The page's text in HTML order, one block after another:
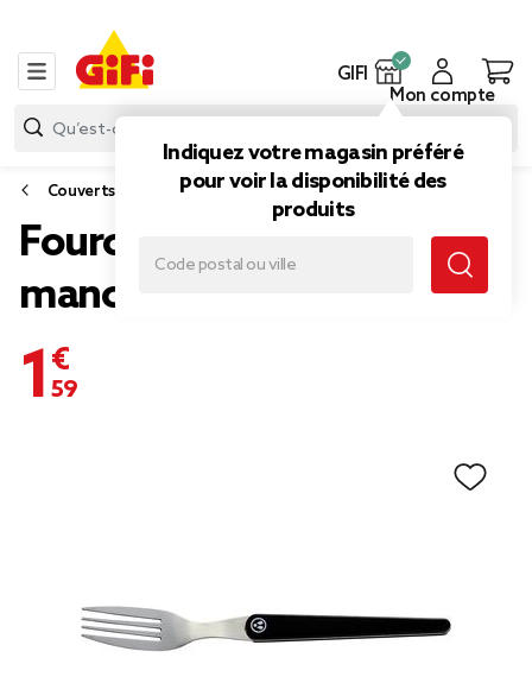
GIFI
Indiquez votre magasin préféré
pour voir la disponibilité des
produits
Mon compte
Couverts
Fourchette Laguiole
manche noir
1,59 €